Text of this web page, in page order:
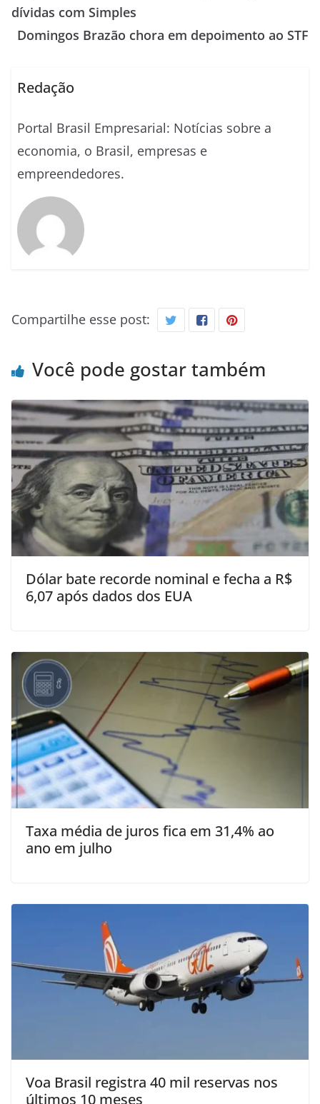
dívidas com Simples
Domingos Brazão chora em depoimento ao STF
Redação
Portal Brasil Empresarial: Notícias sobre a
economia, o Brasil, empresas e
empreendedores.
Compartilhe esse post:
Você pode gostar também
Dólar bate recorde nominal e fecha a R$
6,07 após dados dos EUA
Taxa média de juros fica em 31,4% ao
ano em julho
Voa Brasil registra 40 mil reservas nos
últimos 10 meses